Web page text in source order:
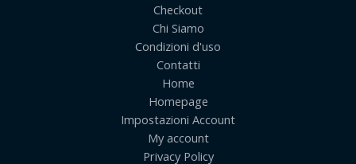
Checkout
Chi Siamo
Condizioni d'uso
Contatti
Home
Homepage
Impostazioni Account
My account
Privacy Policy